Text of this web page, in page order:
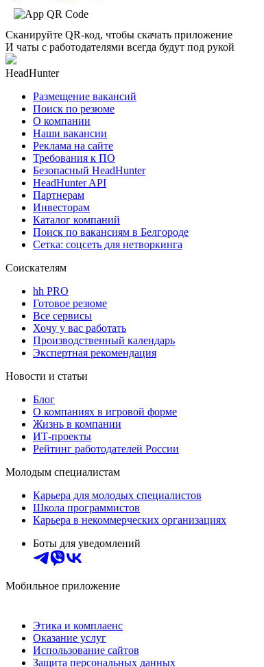
Сканируйте QR-код, чтобы скачать приложение
И чаты с работодателями всегда будут под рукой
HeadHunter
Размещение вакансий
Поиск по резюме
О компании
Наши вакансии
Реклама на сайте
Требования к ПО
Безопасный HeadHunter
HeadHunter API
Партнерам
Инвесторам
Каталог компаний
Поиск по вакансиям в Белгороде
Сетка: соцсеть для нетворкинга
Соискателям
hh PRO
Готовое резюме
Все сервисы
Хочу у вас работать
Производственный календарь
Экспертная рекомендация
Новости и статьи
Блог
О компаниях в игровой форме
Жизнь в компании
ИТ-проекты
Рейтинг работодателей России
Молодым специалистам
Карьера для молодых специалистов
Школа программистов
Карьера в некоммерческих организациях
Боты для уведомлений
Мобильное приложение
Этика и комплаенс
Оказание услуг
Использование сайтов
Защита персональных данных